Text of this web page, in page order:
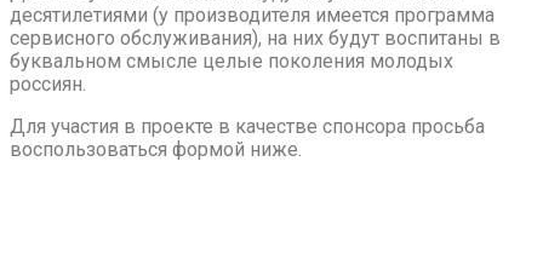
десятилетиями (у производителя имеется программа
сервисного обслуживания), на них будут воспитаны в
буквальном смысле целые поколения молодых
россиян.
Для участия в проекте в качестве спонсора просьба
воспользоваться формой ниже.